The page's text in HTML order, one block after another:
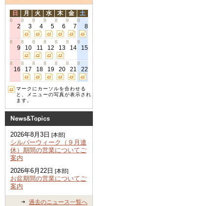
日 月 火 水 木 金 土
8
2
8
3
8
4
8
5
8
6
8
7
8
8
8
9
8
10
8
11
8
12
8
13
8
14
8
15
8
16
8
17
8
18
8
19
8
20
8
21
8
22
マークにカーソルを合わせる
と、メニューの写真が表示され
ます。
2026年8月3日 [本部]
シルバーウィーク（９月連
休）期間の営業についてご
案内
2026年6月22日 [本部]
お盆期間の営業についてご
案内
過去のニュース一覧へ